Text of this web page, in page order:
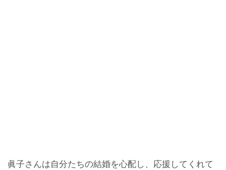
眞子さんは自分たちの結婚を心配し、応援してくれて